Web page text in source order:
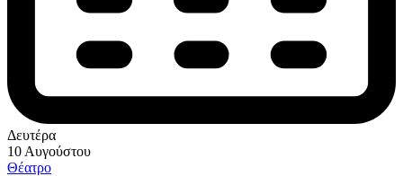
Δευτέρα
10 Αυγούστου
Θέατρο